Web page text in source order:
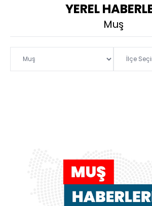
YEREL
Muş